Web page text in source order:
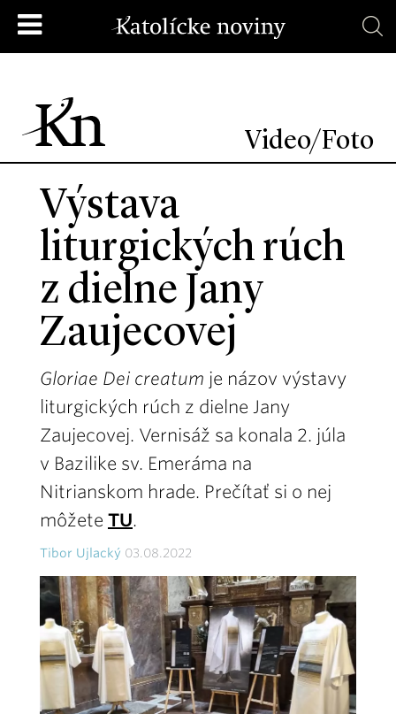
Video/Foto
Výstava
liturgických rúch
z dielne Jany
Zaujecovej
Gloriae Dei creatum je názov výstavy
liturgických rúch z dielne Jany
Zaujecovej. Vernisáž sa konala 2. júla
v Bazilike sv. Emeráma na
Nitrianskom hrade. Prečítať si o nej
môžete TU.
Tibor Ujlacký 03.08.2022